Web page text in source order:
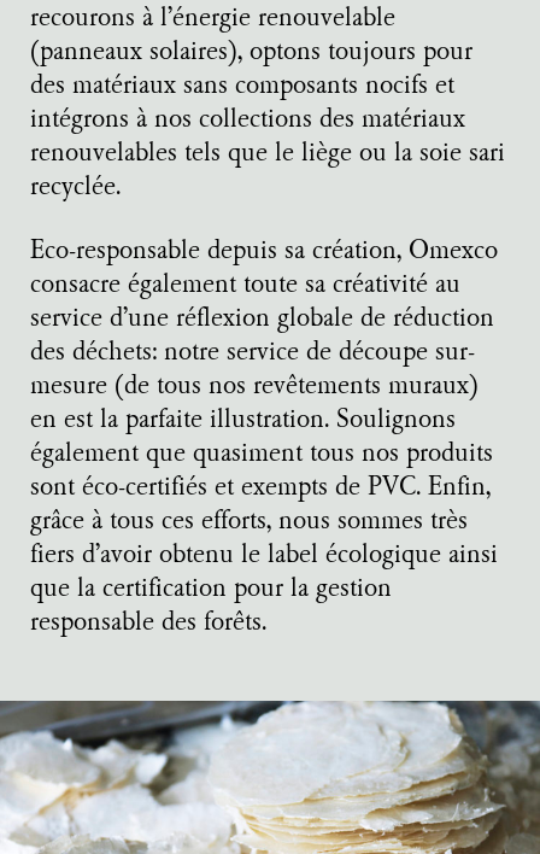
recourons à l’énergie renouvelable
(panneaux solaires), optons toujours pour
des matériaux sans composants nocifs et
intégrons à nos collections des matériaux
renouvelables tels que le liège ou la soie sari
recyclée.
Eco-responsable depuis sa création, Omexco
consacre également toute sa créativité au
service d’une réflexion globale de réduction
des déchets: notre service de découpe sur-
mesure (de tous nos revêtements muraux)
en est la parfaite illustration. Soulignons
également que quasiment tous nos produits
sont éco-certifiés et exempts de PVC. Enfin,
grâce à tous ces efforts, nous sommes très
fiers d’avoir obtenu le label écologique ainsi
que la certification pour la gestion
responsable des forêts.